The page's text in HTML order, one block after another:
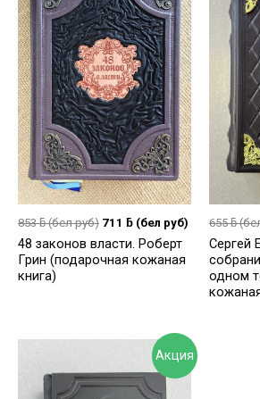
853ƃ(бел руб) 711 ƃ (бел руб)
48 законов власти. Роберт
Грин (подарочная кожаная
книга)
655ƃ
Сергей
одном
Акция